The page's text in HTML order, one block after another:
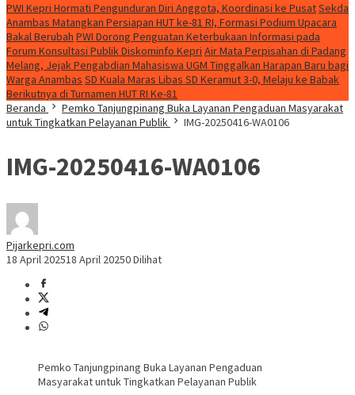
PWI Kepri Hormati Pengunduran Diri Anggota, Koordinasi ke PusatSekda
Anambas Matangkan Persiapan HUT ke-81 RI, Formasi Podium Upacara
Bakal Berubah PWI Dorong Penguatan Keterbukaan Informasi pada
Forum Konsultasi Publik Diskominfo Kepri Air Mata Perpisahan di Padang
Melang, Jejak Pengabdian Mahasiswa UGM Tinggalkan Harapan Baru bagi
Warga Anambas SD Kuala Maras Libas SD Keramut 3-0, Melaju ke Babak
Berikutnya di Turnamen HUT RI Ke-81
Beranda
Pemko Tanjungpinang Buka Layanan Pengaduan Masyarakat
untuk Tingkatkan Pelayanan Publik
IMG-20250416-WA0106
IMG-20250416-WA0106
Pijarkepri.com
18 April 202518 April 20250 Dilihat
Pemko Tanjungpinang Buka Layanan Pengaduan
Masyarakat untuk Tingkatkan Pelayanan Publik